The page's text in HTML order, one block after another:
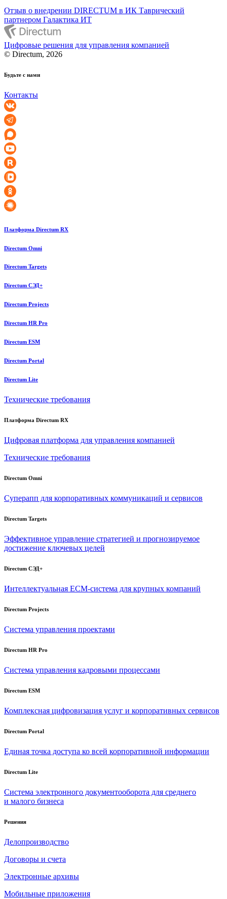
Отзыв о внедрении DIRECTUM в ИК Таврический
партнером Галактика ИТ
Цифровые решения для управления компанией
© Directum, 2026
Будьте с нами
Контакты
Платформа Directum RX
Directum Omni
Directum Targets
Directum СЭД+
Directum Projects
Directum HR Pro
Directum ESM
Directum Portal
Directum Lite
Технические требования
Платформа Directum RX
Цифровая платформа для управления компанией
Технические требования
Directum Omni
Суперапп для корпоративных коммуникаций и сервисов
Directum Targets
Эффективное управление стратегией и прогнозируемое
достижение ключевых целей
Directum СЭД+
Интеллектуальная ECM-система для крупных компаний
Directum Projects
Система управления проектами
Directum HR Pro
Система управления кадровыми процессами
Directum ESM
Комплексная цифровизация услуг и корпоративных сервисов
Directum Portal
Единая точка доступа ко всей корпоративной информации
Directum Lite
Система электронного документооборота для среднего
и малого бизнеса
Решения
Делопроизводство
Договоры и счета
Электронные архивы
Мобильные приложения